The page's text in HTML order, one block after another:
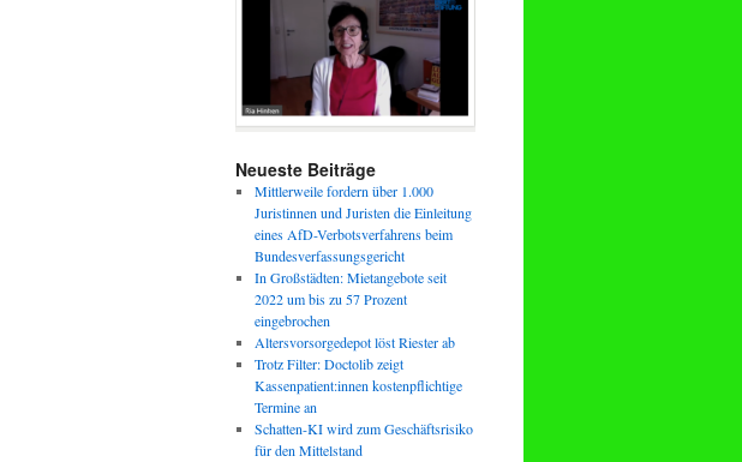
Neueste Beiträge
Mittlerweile fordern über 1.000
Juristinnen und Juristen die Einleitung
eines AfD-Verbotsverfahrens beim
Bundesverfassungsgericht
In Großstädten: Mietangebote seit
2022 um bis zu 57 Prozent
eingebrochen
Altersvorsorgedepot löst Riester ab
Trotz Filter: Doctolib zeigt
Kassenpatient:innen kostenpflichtige
Termine an
Schatten-KI wird zum Geschäftsrisiko
für den Mittelstand